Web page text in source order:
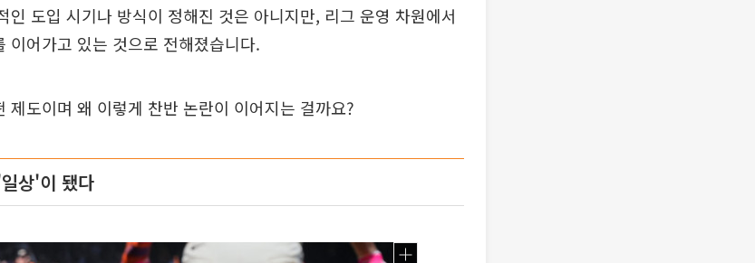
인 도입 시기나 방식이 정해진 것은 아니지만, 리그 운영 차원에서
이어가고 있는 것으로 전해졌습니다.
제도이며 왜 이렇게 찬반 논란이 이어지는 걸까요?
상'이 됐다